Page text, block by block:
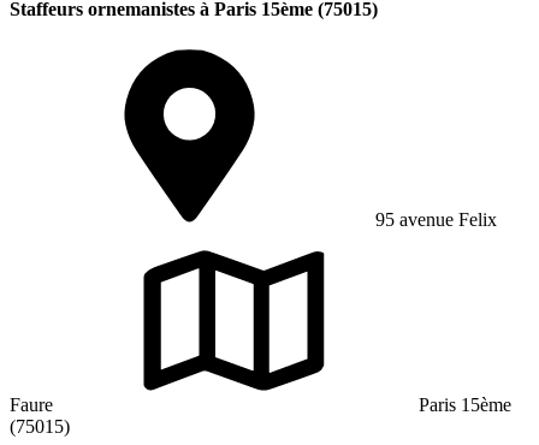
Staffeurs ornemanistes à Paris 15ème (75015)
95 avenue Felix
Faure
Paris 15ème
(75015)